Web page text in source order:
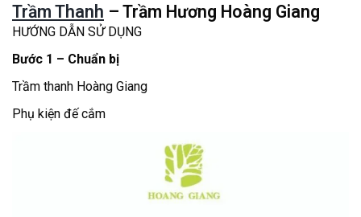
Trầm Thanh – Trầm Hương Hoàng Giang
HƯỚNG DẪN SỬ DỤNG
Bước 1 – Chuẩn bị
Trầm thanh Hoàng Giang
Phụ kiện đế cắm